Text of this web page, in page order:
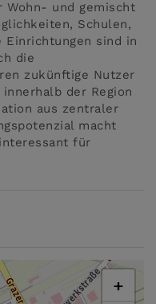
und gemischt
Schulen,
sind in
die
zukünftige Nutzer
der Region
aus zentraler
macht
für
+